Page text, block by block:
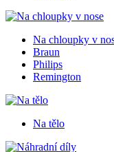
Na chloupky v
Braun
Philips
Remington
Na tělo